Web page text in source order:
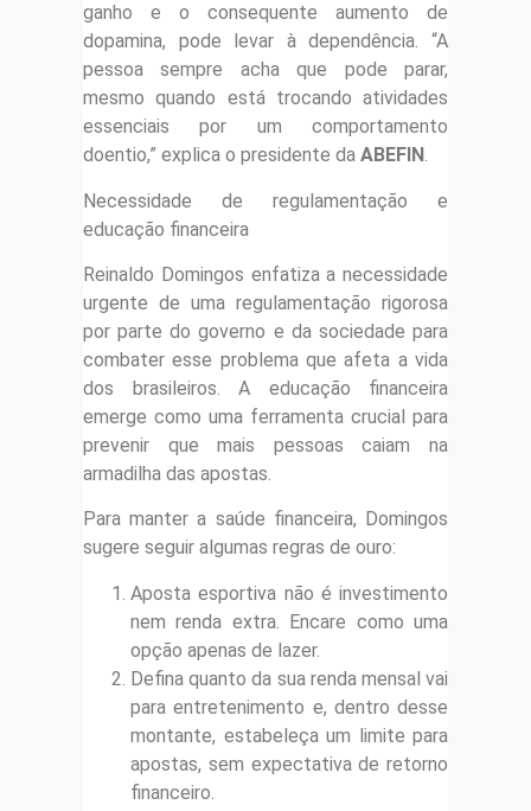
ganho e o consequente aumento de
dopamina, pode levar à dependência. “A
pessoa sempre acha que pode parar,
mesmo quando está trocando atividades
essenciais por um comportamento
doentio,” explica o presidente da ABEFIN.
Necessidade de regulamentação e
educação financeira
Reinaldo Domingos enfatiza a necessidade
urgente de uma regulamentação rigorosa
por parte do governo e da sociedade para
combater esse problema que afeta a vida
dos brasileiros. A educação financeira
emerge como uma ferramenta crucial para
prevenir que mais pessoas caiam na
armadilha das apostas.
Para manter a saúde financeira, Domingos
sugere seguir algumas regras de ouro:
Aposta esportiva não é investimento
nem renda extra. Encare como uma
opção apenas de lazer.
Defina quanto da sua renda mensal vai
para entretenimento e, dentro desse
montante, estabeleça um limite para
apostas, sem expectativa de retorno
financeiro.